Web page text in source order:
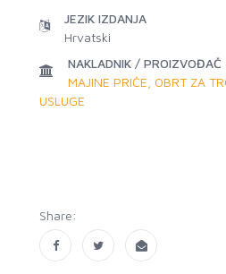
JEZIK IZDANJA
Hrvatski
NAKLADNIK / PROIZVOĐAČ
MAJINE PRIČE, OBRT ZA
USLUGE
Share: